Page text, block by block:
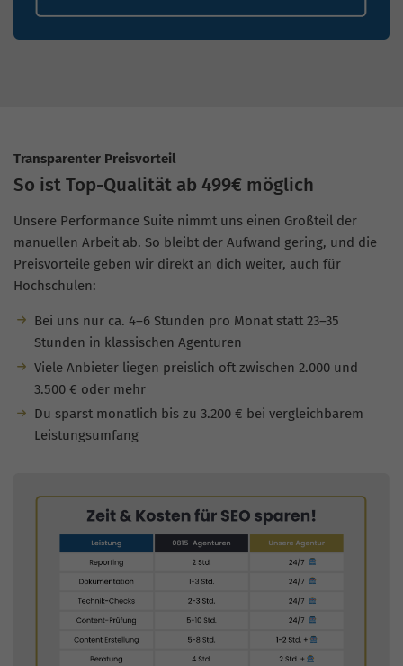
Transparenter Preisvorteil
So ist Top-Qualität ab 499€ möglich
Unsere Performance Suite nimmt uns einen Großteil der
manuellen Arbeit ab. So bleibt der Aufwand gering, und die
Preisvorteile geben wir direkt an dich weiter, auch für
Hochschulen:
Bei uns nur ca. 4–6 Stunden pro Monat statt 23–35
Stunden in klassischen Agenturen
Viele Anbieter liegen preislich oft zwischen 2.000 und
3.500 € oder mehr
Du sparst monatlich bis zu 3.200 € bei vergleichbarem
Leistungsumfang